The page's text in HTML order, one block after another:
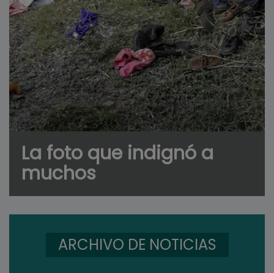
La foto que indignó a
muchos
ARCHIVO DE NOTICIAS